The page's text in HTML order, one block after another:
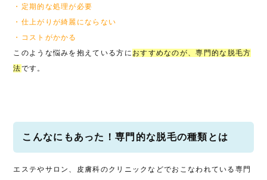
・定期的な処理が必要
・仕上がりが綺麗にならない
・コストがかかる
このような悩みを抱えている方に おすすめなのが、専門的な脱毛方
法です。
こんなにもあった！専門的な脱毛の種類とは
エステやサロン、皮膚科のクリニックなどでおこなわれている専門